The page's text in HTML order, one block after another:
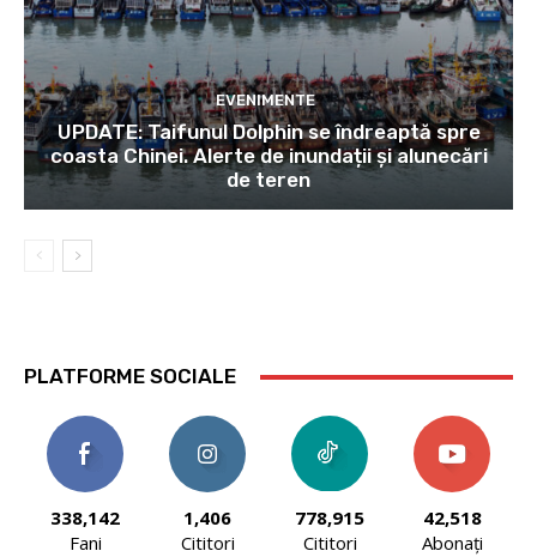
EVENIMENTE
UPDATE: Taifunul Dolphin se îndreaptă spre
coasta Chinei. Alerte de inundații și alunecări
de teren
PLATFORME SOCIALE
338,142
Fani
1,406
Cititori
778,915
Cititori
42,518
Abonați